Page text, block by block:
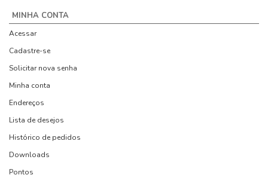
MINHA CONTA
Acessar
Cadastre-se
Solicitar nova senha
Minha conta
Endereços
Lista de desejos
Histórico de pedidos
Downloads
Pontos